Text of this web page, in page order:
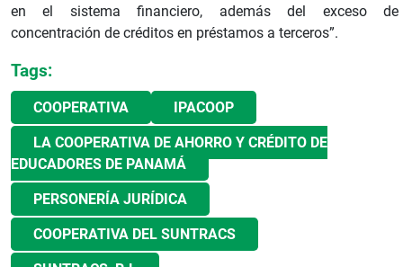
en el sistema financiero, además del exceso de
concentración de créditos en préstamos a terceros”.
Tags:
COOPERATIVA IPACOOP
LA COOPERATIVA DE AHORRO Y CRÉDITO DE
EDUCADORES DE PANAMÁ
PERSONERÍA JURÍDICA
COOPERATIVA DEL SUNTRACS